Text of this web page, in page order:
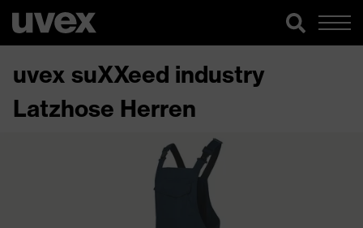
uvex suXXeed industry
Latzhose Herren